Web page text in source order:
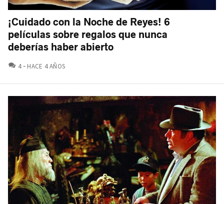
¡Cuidado con la Noche de Reyes! 6
películas sobre regalos que nunca
deberías haber abierto
4 COMENTARIOS
HACE 4 AÑOS